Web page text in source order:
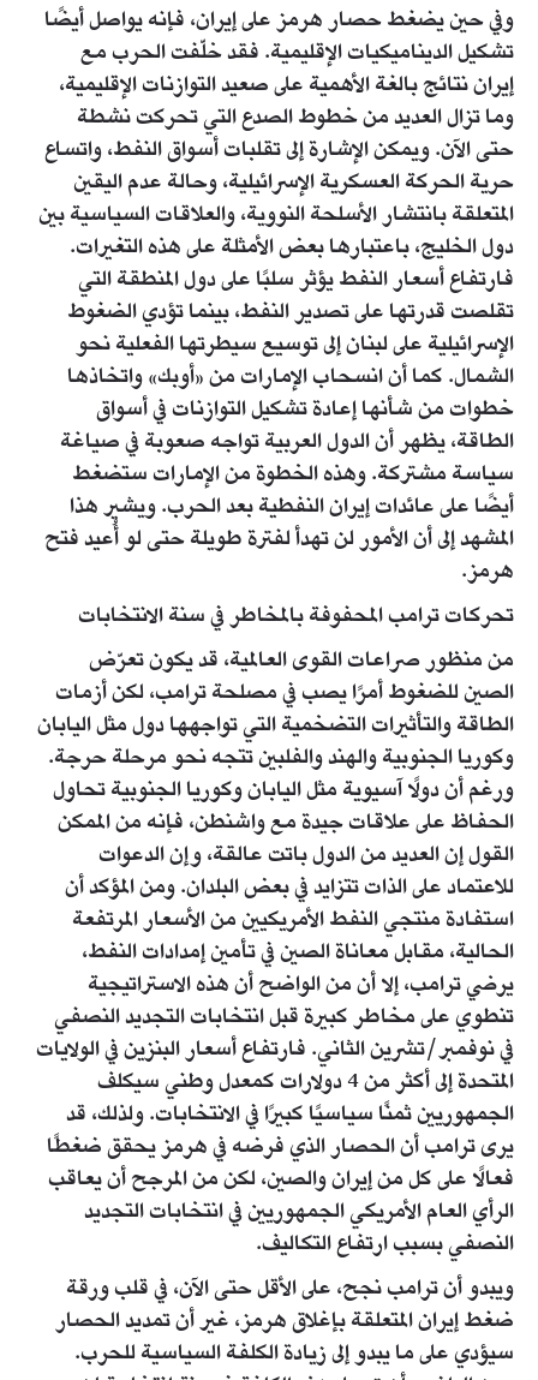
وفي حين يضغط حصار هرمز على إيران، فإنه يواصل أيضًا
تشكيل الديناميكيات الإقليمية. فقد خلّفت الحرب مع
إيران نتائج بالغة الأهمية على صعيد التوازنات الإقليمية،
وما تزال العديد من خطوط الصدع التي تحركت نشطة
حتى الآن. ويمكن الإشارة إلى تقلبات أسواق النفط، واتساع
حرية الحركة العسكرية الإسرائيلية، وحالة عدم اليقين
المتعلقة بانتشار الأسلحة النووية، والعلاقات السياسية بين
دول الخليج، باعتبارها بعض الأمثلة على هذه التغيرات.
فارتفاع أسعار النفط يؤثر سلبًا على دول المنطقة التي
تقلصت قدرتها على تصدير النفط، بينما تؤدي الضغوط
الإسرائيلية على لبنان إلى توسيع سيطرتها الفعلية نحو
الشمال. كما أن انسحاب الإمارات من «أوبك» واتخاذها
خطوات من شأنها إعادة تشكيل التوازنات في أسواق
الطاقة، يظهر أن الدول العربية تواجه صعوبة في صياغة
سياسة مشتركة. وهذه الخطوة من الإمارات ستضغط
أيضًا على عائدات إيران النفطية بعد الحرب. ويشير هذا
المشهد إلى أن الأمور لن تهدأ لفترة طويلة حتى لو أُعيد فتح
هرمز.
تحركات ترامب المحفوفة بالمخاطر في سنة الانتخابات
من منظور صراعات القوى العالمية، قد يكون تعرّض
الصين للضغوط أمرًا يصب في مصلحة ترامب، لكن أزمات
الطاقة والتأثيرات التضخمية التي تواجهها دول مثل اليابان
وكوريا الجنوبية والهند والفلبين تتجه نحو مرحلة حرجة.
ورغم أن دولًا آسيوية مثل اليابان وكوريا الجنوبية تحاول
الحفاظ على علاقات جيدة مع واشنطن، فإنه من الممكن
القول إن العديد من الدول باتت عالقة، وإن الدعوات
للاعتماد على الذات تتزايد في بعض البلدان. ومن المؤكد أن
استفادة منتجي النفط الأمريكيين من الأسعار المرتفعة
الحالية، مقابل معاناة الصين في تأمين إمدادات النفط،
يرضي ترامب، إلا أن من الواضح أن هذه الاستراتيجية
تنطوي على مخاطر كبيرة قبل انتخابات التجديد النصفي
في نوفمبر/تشرين الثاني. فارتفاع أسعار البنزين في الولايات
المتحدة إلى أكثر من 4 دولارات كمعدل وطني سيكلف
الجمهوريين ثمنًا سياسيًا كبيرًا في الانتخابات. ولذلك، قد
يرى ترامب أن الحصار الذي فرضه في هرمز يحقق ضغطًا
فعالًا على كل من إيران والصين، لكن من المرجح أن يعاقب
الرأي العام الأمريكي الجمهوريين في انتخابات التجديد
النصفي بسبب ارتفاع التكاليف.
ويبدو أن ترامب نجح، على الأقل حتى الآن، في قلب ورقة
ضغط إيران المتعلقة بإغلاق هرمز، غير أن تمديد الحصار
سيؤدي على ما يبدو إلى زيادة الكلفة السياسية للحرب.